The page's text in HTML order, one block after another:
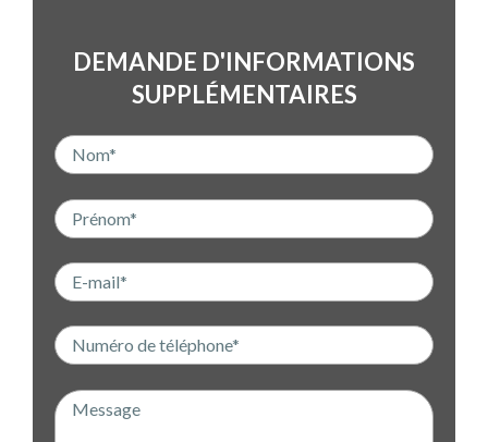
DEMANDE D'INFORMATIONS
SUPPLÉMENTAIRES